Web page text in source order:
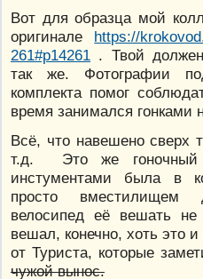
Вот для образца мой
оригинале https://
261#p14261 . Твой
так же. Фотографии
комплекта помог
время занимался гонками
Всё, что навешено
т.д. Это же
инстументами была в
просто вместилищем
велосипед её вешать не
вешал, конечно, хоть это
от Туриста, которые
чужой вынос.